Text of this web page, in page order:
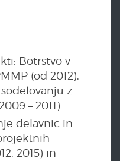
Botrstvo v
(od 2012),
z
– 2011)
delavnic in
2015) in